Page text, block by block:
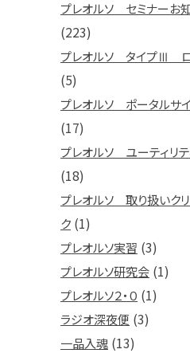
プレオルソ セミナーお
(223)
プレオルソ タイプⅢ
(5)
プレオルソ ポータルサ
(17)
プレオルソ ユーティリテ
(18)
プレオルソ 取り扱いク
ク (1)
プレオルソ実習 (3)
プレオルソ研究会 (1)
プレオルソ２・０ (1)
ラジオ深夜便 (3)
一品入魂 (13)